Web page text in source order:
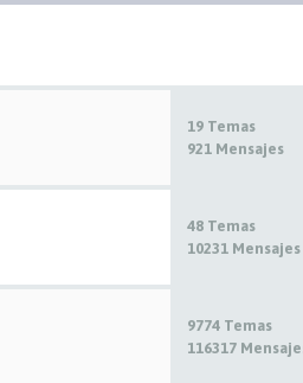
19 Temas
921 Mensajes
48 Temas
10231 Mensajes
9774 Temas
116317